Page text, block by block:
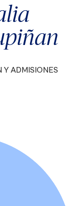
ADMISIONES